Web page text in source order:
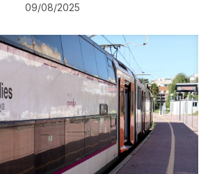
09/08/2025